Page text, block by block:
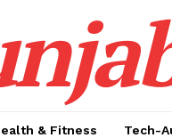
& Fitness Tech-